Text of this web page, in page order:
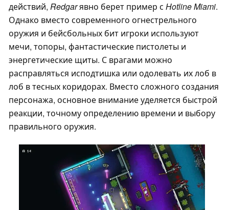
действий, Redgarявно берет пример с Hotline Miami.
Однако вместо современного огнестрельного
оружия и бейсбольных бит игроки используют
мечи, топоры, фантастические пистолеты и
энергетические щиты. С врагами можно
расправляться исподтишка или одолевать их лоб в
лоб в тесных коридорах. Вместо сложного создания
персонажа, основное внимание уделяется быстрой
реакции, точному определению времени и выбору
правильного оружия.